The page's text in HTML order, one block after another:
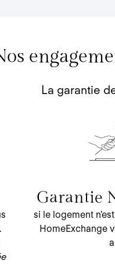
La garantie
Garantie
si le logement
HomeExchange